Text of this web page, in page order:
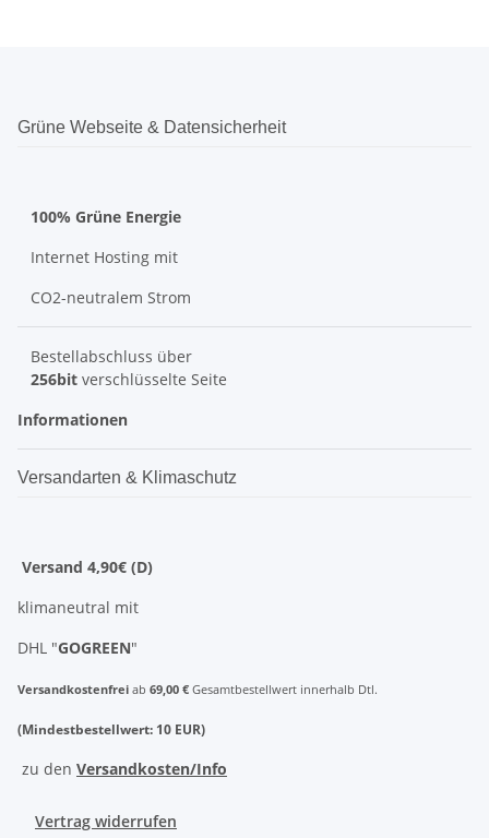
Grüne Webseite & Datensicherheit
100% Grüne Energie
Internet Hosting mit
CO2-neutralem Strom
Bestellabschluss über
256bit verschlüsselte Seite
Informationen
Versandarten & Klimaschutz
Versand 4,90€ (D)
klimaneutral mit
DHL "GOGREEN"
Versandkostenfrei ab 69,00 € Gesamtbestellwert innerhalb Dtl.
(Mindestbestellwert: 10 EUR)
zu den Versandkosten/Info
Vertrag widerrufen